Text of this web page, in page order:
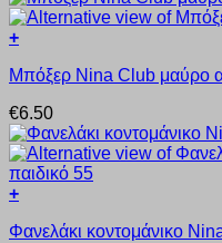
+
το
έχει
πολλαπλές
παραλλαγές.
Οι
επιλογές
να
Μπόξερ Nina Club μαύρο
€6.50
+
το
Φανελάκι κοντομάνικο